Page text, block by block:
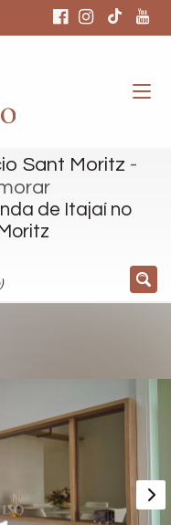
Sant Moritz -
de Itajaí no